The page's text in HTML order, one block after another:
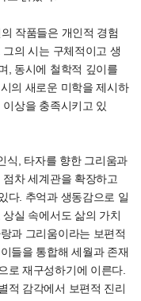
작품들은 개인적 경험
의 시는 구체적이고 생
, 동시에 철학적 깊이를
의 새로운 미학을 제시하
상을 충족시키고 있
식, 타자를 향한 그리움과
차 세계관을 확장하고
다. 추억과 생동감으로 일
실 속에서도 삶의 가치
과 그리움이라는 보편적
들을 통합해 세월과 존재
로 재구성하기에 이른다.
적 감각에서 보편적 진리